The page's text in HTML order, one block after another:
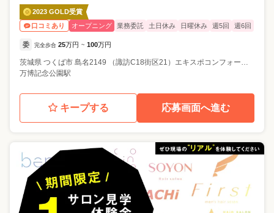
2023 GOLD受賞
口コミあり
オープニング 業務委託 土日休み 日曜休み 週5回 週6回
委 完全歩合 25万円 ~ 100万円
茨城県 つくば市 島名2149 （諏訪C18街区21）エキスポコンフォートテナント1階 B号室
万博記念公園駅
キープする 応募画面へ進む